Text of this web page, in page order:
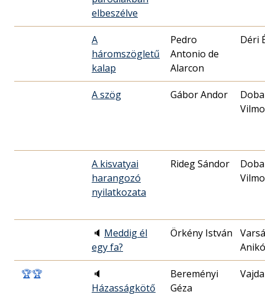
elbeszélve
A
háromszögletű
kalap
Pedro
Antonio de
Alarcon
Déri
A szög Gábor Andor
A kisvatyai
harangozó
nyilatkozata
Rideg Sándor
🔈 Meddig él
egy fa?
Örkény István
Anikó
🏆🏆
🔈
Házasságkötő
Bereményi
Géza